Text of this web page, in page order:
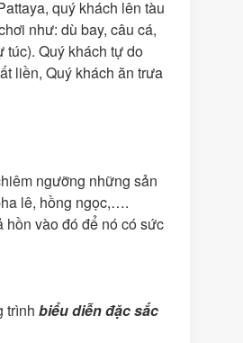
quý khách lên tàu
như: dù bay, câu cá,
Quý khách tự do
liền, Quý khách ăn trưa
ngưỡng những sản
lê, hồng ngọc,….
hồn vào đó để nó có sức
trình biểu diễn đặc sắc